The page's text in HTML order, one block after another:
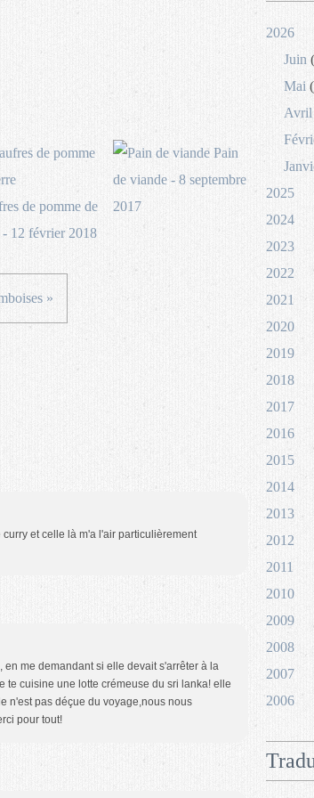
de pomme de
- 12 février 2018
Pain
de viande - 8 septembre
2017
»
et celle là m'a l'air particulièrement
me demandant si elle devait s'arrêter à la
te cuisine une lotte crémeuse du sri lanka! elle
n'est pas déçue du voyage,nous nous
pour tout!
2026
Juin
Mai
Avril
2025
2024
2023
2022
2021
2020
2019
2018
2017
2016
2015
2014
2013
2012
2011
2010
2009
2008
2007
2006